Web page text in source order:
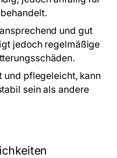
und gut
jedoch regelmäßige
und pflegeleicht, kann
sein als andere